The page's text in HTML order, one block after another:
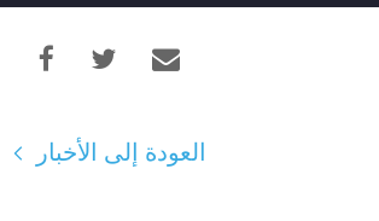
العودة إلى الأخبار